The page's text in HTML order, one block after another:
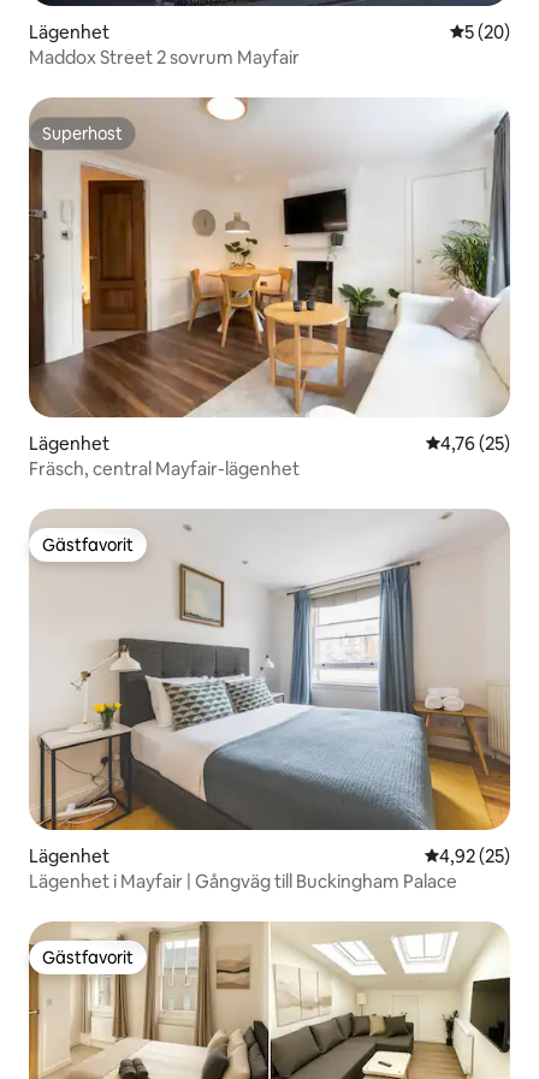
Lägenhet 5 av 5 i
5 (20)
Maddox Street 2 sovrum Mayfair
Superhost
Superhost
Lägenhet 4,76 av 5 i
4,76 (25)
Fräsch, central Mayfair-lägenhet
Gästfavorit
Gästfavorit
Lägenhet 4,92 av 5 i
4,92 (25)
Lägenhet i Mayfair | Gångväg till Buckingham Palace
Gästfavorit
Gästfavorit